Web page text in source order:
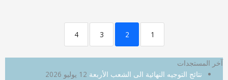
1
2
3
4
آخر المستجدات
نتائج التوجيه النهائية الى الشعب الأربعة 12 يوليو 2026